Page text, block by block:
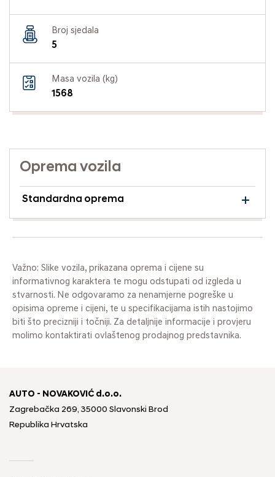
Broj sjedala
5
Masa vozila (kg)
1568
Oprema vozila
Standardna oprema
Važno: Slike vozila, prikazana oprema i cijene su
informativnog karaktera te mogu odstupati od izgleda u
stvarnosti. Ne odgovaramo za nenamjerne pogreške u
opisima opreme i cijeni, te u specifikacijama istih nastojimo
biti što precizniji i točniji. Za detaljnije informacije i provjeru
molimo kontaktirati ovlaštenog prodajnog predstavnika.
AUTO - NOVAKOVIĆ d.o.o.
Zagrebačka 269, 35000 Slavonski Brod
Republika Hrvatska